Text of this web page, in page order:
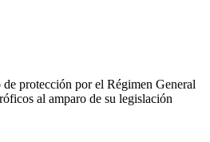
protección por el Régimen General
al amparo de su legislación